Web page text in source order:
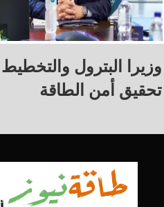
وزيرا البترول
تحقيق أمن الطاقة